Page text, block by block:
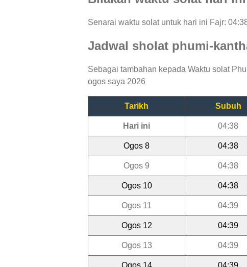
Senarai waktu solat untuk hari ini Fajr:
Jadwal sholat phumi-
Sebagai tambahan kepada Waktu solat
ogos saya 2026
Tarikh Subuh
Hari ini 04:38
Ogos 8 04:38
Ogos 9 04:38
Ogos 10 04:38
Ogos 11 04:39
Ogos 12 04:39
Ogos 13 04:39
Ogos 14 04:39